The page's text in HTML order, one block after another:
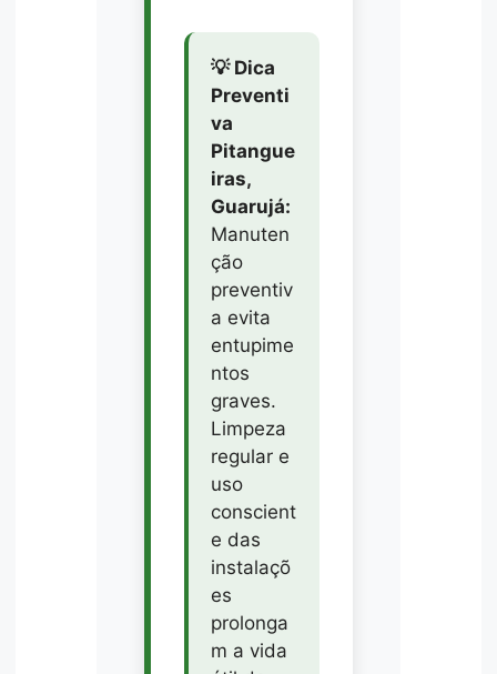
💡 Dica
Preventi
va
Pitangue
iras,
Guarujá:
Manuten
ção
preventiv
a evita
entupime
ntos
graves.
Limpeza
regular e
uso
conscient
e das
instalaçõ
es
prolonga
m a vida